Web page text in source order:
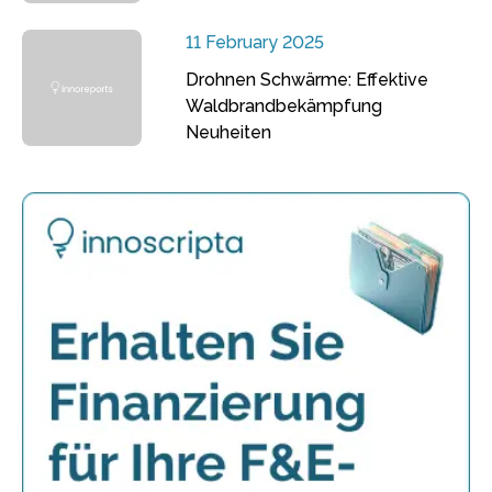
11 February 2025
Drohnen Schwärme: Effektive
Waldbrandbekämpfung
Neuheiten